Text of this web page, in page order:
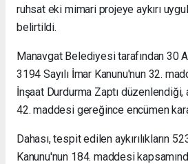
ruhsat eki mimari projeye aykırı
belirtildi.
Manavgat Belediyesi tarafından 30
3194 Sayılı İmar Kanunu'nun 32.
İnşaat Durdurma Zaptı düzenlendiği,
42. maddesi gereğince encümen
Dahası, tespit edilen aykırılıkların
Kanunu'nun 184. maddesi